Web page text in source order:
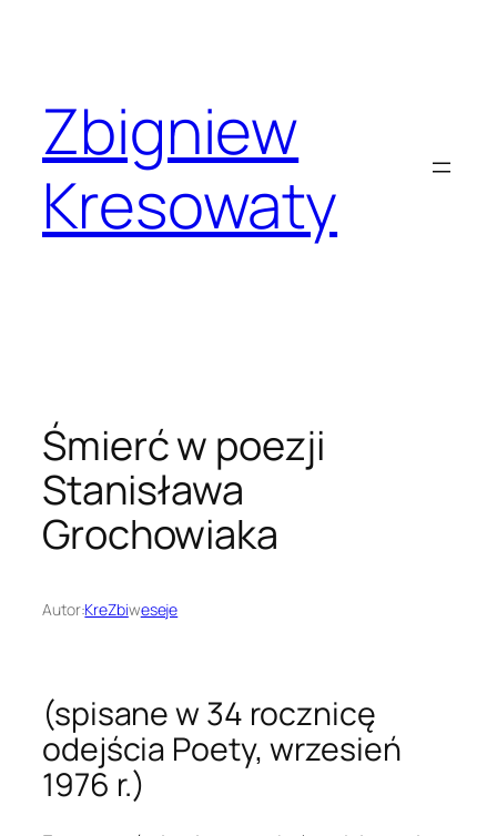
Zbigniew
Kresowaty
Śmierć w poezji
Stanisława
Grochowiaka
Autor:KreZbiweseje
(spisane w 34 rocznicę
odejścia Poety, wrzesień
1976 r.)